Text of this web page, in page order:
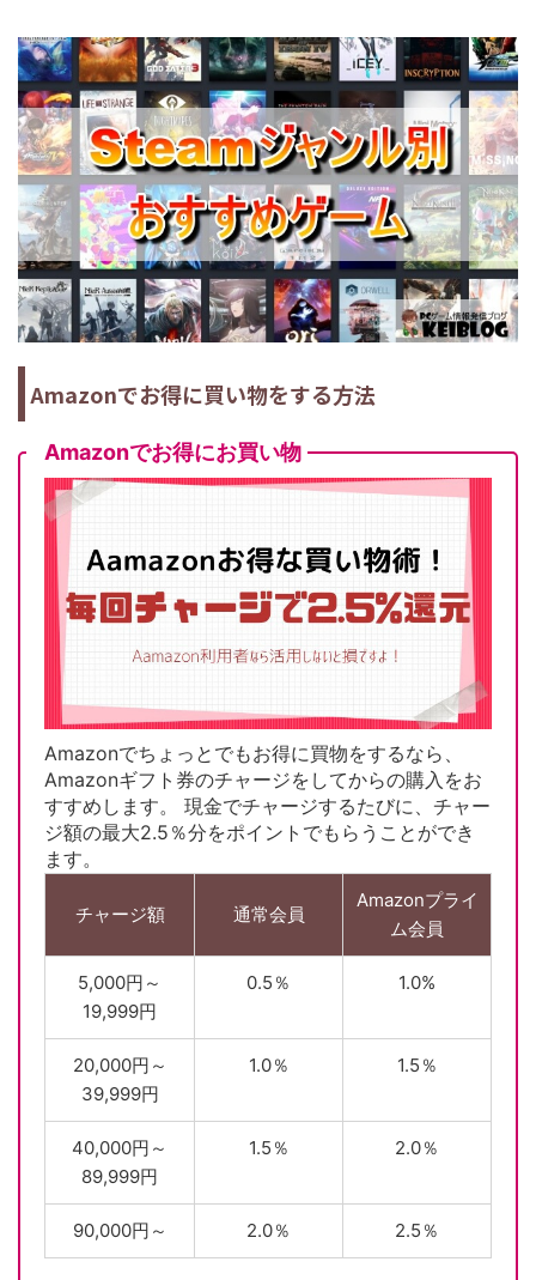
Amazonでお得に買い物をする方法
Amazonでお得にお買い物
Amazonでちょっとでもお得に買物をするなら、
Amazonギフト券のチャージをしてからの購入をお
すすめします。 現金でチャージするたびに、チャー
ジ額の最大2.5％分をポイントでもらうことができ
ます。
チャージ額 通常会員
Amazonプライ
ム会員
5,000円～
19,999円
0.5％ 1.0%
20,000円～
39,999円
1.0％ 1.5％
40,000円～
89,999円
1.5％ 2.0％
90,000円～ 2.0％ 2.5％